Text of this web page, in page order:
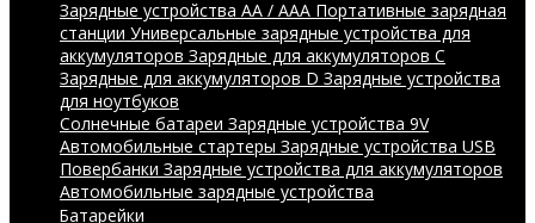
Зарядные устройства AA / AAA Портативные зарядная
станции Универсальные зарядные устройства для
аккумуляторов Зарядные для аккумуляторов C
Зарядные для аккумуляторов D Зарядные устройства
для ноутбуков
Солнечные батареи Зарядные устройства 9V
Автомобильные стартеры Зарядные устройства USB
Повербанки Зарядные устройства для аккумуляторов
Автомобильные зарядные устройства
Батарейки